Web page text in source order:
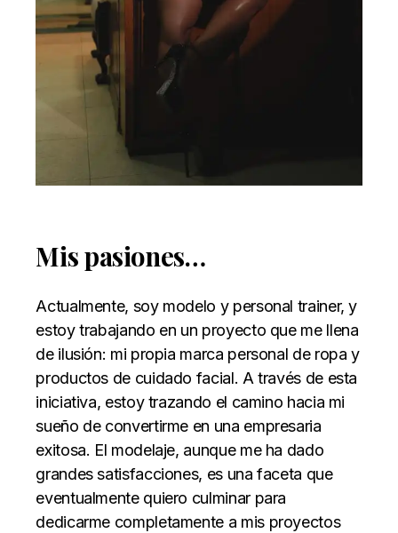
Mis pasiones…
Actualmente, soy modelo y personal trainer, y
estoy trabajando en un proyecto que me llena
de ilusión: mi propia marca personal de ropa y
productos de cuidado facial. A través de esta
iniciativa, estoy trazando el camino hacia mi
sueño de convertirme en una empresaria
exitosa. El modelaje, aunque me ha dado
grandes satisfacciones, es una faceta que
eventualmente quiero culminar para
dedicarme completamente a mis proyectos